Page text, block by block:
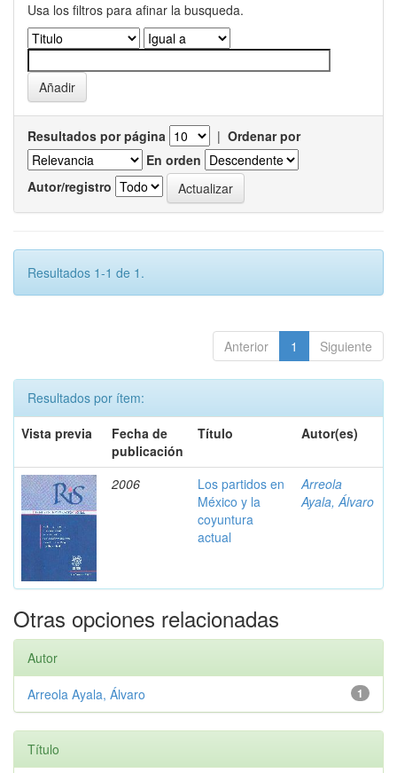
Usa los filtros para afinar la busqueda.
Resultados por página | Ordenar por
En orden
Autor/registro
Resultados 1-1 de 1.
Anterior 1 Siguiente
Resultados por ítem:
Vista previa
Fecha de
publicación
Título Autor(es)
2006
Los partidos en
México y la
coyuntura
actual
Arreola
Ayala, Álvaro
Otras opciones relacionadas
Autor
1
Arreola Ayala, Álvaro
Título